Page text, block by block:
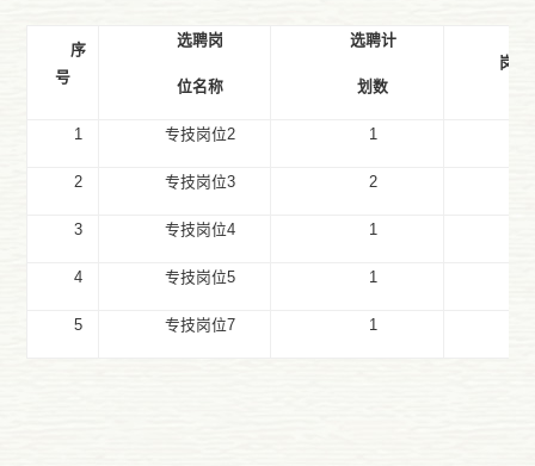
序
号
选聘岗
位名称
选聘计
划数
岗位
1 专技岗位2 1
2 专技岗位3 2
3 专技岗位4 1
4 专技岗位5 1
5 专技岗位7 1